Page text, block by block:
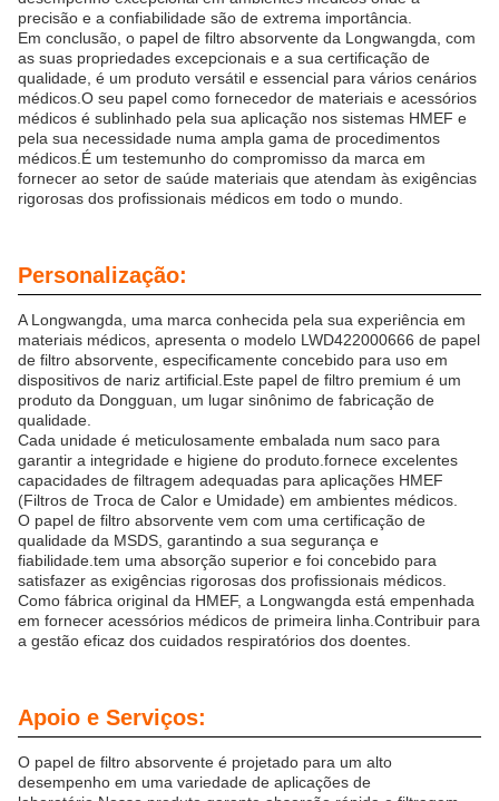
precisão e a confiabilidade são de extrema importância.
Em conclusão, o papel de filtro absorvente da Longwangda, com
as suas propriedades excepcionais e a sua certificação de
qualidade, é um produto versátil e essencial para vários cenários
médicos.O seu papel como fornecedor de materiais e acessórios
médicos é sublinhado pela sua aplicação nos sistemas HMEF e
pela sua necessidade numa ampla gama de procedimentos
médicos.É um testemunho do compromisso da marca em
fornecer ao setor de saúde materiais que atendam às exigências
rigorosas dos profissionais médicos em todo o mundo.
Personalização:
A Longwangda, uma marca conhecida pela sua experiência em
materiais médicos, apresenta o modelo LWD422000666 de papel
de filtro absorvente, especificamente concebido para uso em
dispositivos de nariz artificial.Este papel de filtro premium é um
produto da Dongguan, um lugar sinônimo de fabricação de
qualidade.
Cada unidade é meticulosamente embalada num saco para
garantir a integridade e higiene do produto.fornece excelentes
capacidades de filtragem adequadas para aplicações HMEF
(Filtros de Troca de Calor e Umidade) em ambientes médicos.
O papel de filtro absorvente vem com uma certificação de
qualidade da MSDS, garantindo a sua segurança e
fiabilidade.tem uma absorção superior e foi concebido para
satisfazer as exigências rigorosas dos profissionais médicos.
Como fábrica original da HMEF, a Longwangda está empenhada
em fornecer acessórios médicos de primeira linha.Contribuir para
a gestão eficaz dos cuidados respiratórios dos doentes.
Apoio e Serviços:
O papel de filtro absorvente é projetado para um alto
desempenho em uma variedade de aplicações de